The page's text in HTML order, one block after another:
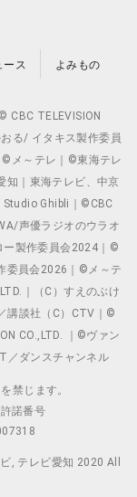
ース よみもの
CBC TELEVISION
る/ イタキス製作委員
メ～テレ｜©東海テレ
知｜東海テレビ、中京
Studio Ghibli｜©CBC
声優ラジオのウラオ
ー製作委員会2024｜©
委員会2026｜©メ～テ
｜（C）すえのぶけ
講談社（C）CTV｜©
CO.,LTD. ｜©ヴァン
／ダンスチャンネル
禁じます。
諾番号
, テレビ愛知 2020 All